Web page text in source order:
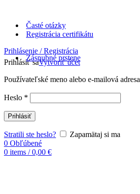
Časté otázky
Registrácia certifikátu
Prihlásenie / Registrácia
Prihlásiť saVytvoriť účet
Používateľské meno alebo e-mailová adresa
Heslo *
Prihlásiť
Stratili ste heslo?
Zapamätaj si ma
0 Obľúbené
0 items / 0,00 €
Zásnubné prstene